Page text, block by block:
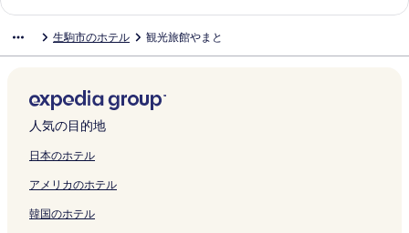
t
r
i
g
の
ー
ー
ジ
く
リ
ン
ク
ン
ク
ク
ペ
ー
開
く
リ
ン
o
r
u
G
e
の
ー
ン
ク
リ
ン
ー
ジ
く
リ
ン
ク
ー
ジ
く
リ
ン
ク
r
の
ペ
ー
ジ
開
リ
m
s
u
i
i
e
ー
ジ
く
リ
ン
ク
の
ペ
を
開
く
リ
ク
ペ
ー
開
く
リ
ン
の
ジ
を
開
く
ン
r
n
t
r
I
n
K
t
e
s
N
r
a
r
o
の
ペ
ジ
開
a
d
i
e
a
a
a
i
n
の
ー
を
o
r
i
H
o
e
の
生駒市のホテル 観光旅館やまと
人気の目的地
日本のホテル
アメリカのホテル
韓国のホテル